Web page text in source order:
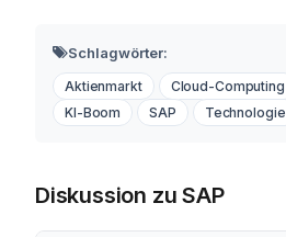
Schlagwörter:
Aktienmarkt Cloud-Computing
KI-Boom
SAP Technologie
Diskussion zu SAP